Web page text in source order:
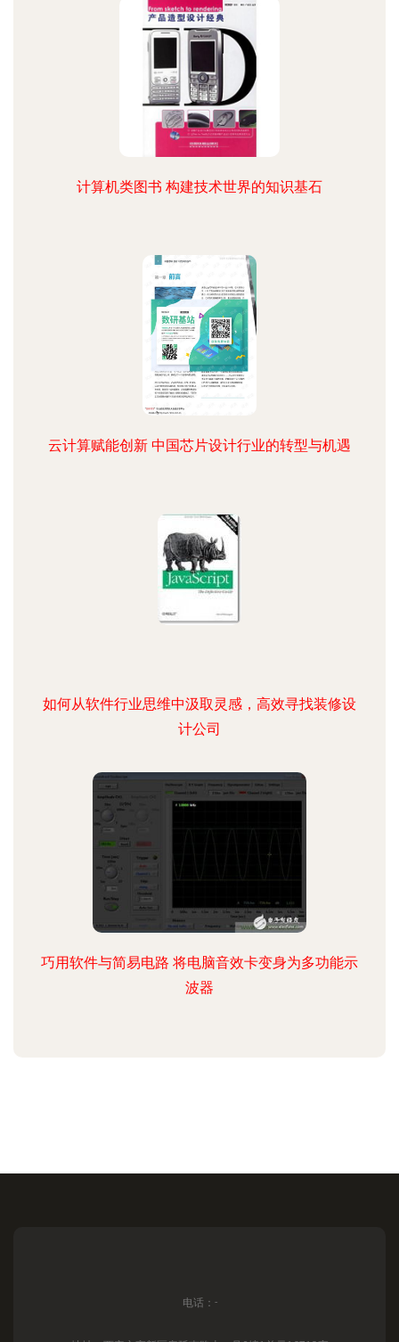
计算机类图书 构建技术世界的知识基石
云计算赋能创新 中国芯片设计行业的转型与机遇
如何从软件行业思维中汲取灵感，高效寻找装修设
计公司
巧用软件与简易电路 将电脑音效卡变身为多功能示
波器
电话：-